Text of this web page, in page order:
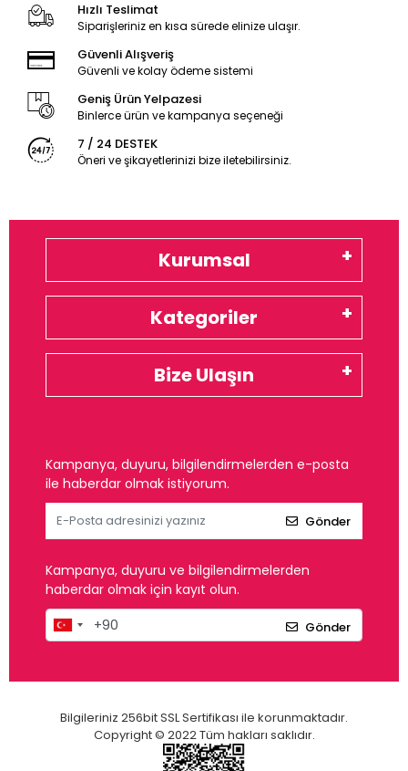
Hızlı Teslimat
Siparişleriniz en kısa sürede elinize ulaşır.
Güvenli Alışveriş
Güvenli ve kolay ödeme sistemi
Geniş Ürün Yelpazesi
Binlerce ürün ve kampanya seçeneği
7 / 24 DESTEK
Öneri ve şikayetlerinizi bize iletebilirsiniz.
Kurumsal
Kategoriler
Bize Ulaşın
Kampanya, duyuru, bilgilendirmelerden e-posta
ile haberdar olmak istiyorum.
Gönder
Kampanya, duyuru ve bilgilendirmelerden
haberdar olmak için kayıt olun.
Gönder
Bilgileriniz 256bit SSL Sertifikası ile korunmaktadır.
Copyright © 2022 Tüm hakları saklıdır.